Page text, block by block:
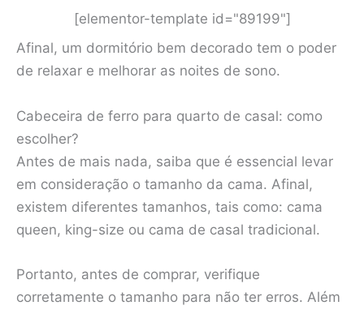
[elementor-template id="89199"]
Afinal, um dormitório bem decorado tem o poder
de relaxar e melhorar as noites de sono.
Cabeceira de ferro para quarto de casal: como
escolher?
Antes de mais nada, saiba que é essencial levar
em consideração o tamanho da cama. Afinal,
existem diferentes tamanhos, tais como: cama
queen, king-size ou cama de casal tradicional.
Portanto, antes de comprar, verifique
corretamente o tamanho para não ter erros. Além